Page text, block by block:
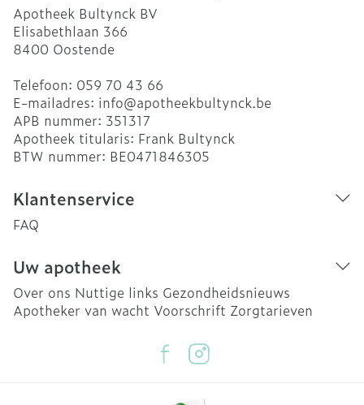
Apotheek Bultynck BV
Elisabethlaan 366
8400 Oostende
Telefoon: 059 70 43 66
E-mailadres: info@apotheekbultynck.be
APB nummer: 351317
Apotheek titularis: Frank Bultynck
BTW nummer: BE0471846305
Klantenservice
FAQ
Uw apotheek
Over ons Nuttige links Gezondheidsnieuws
Apotheker van wacht Voorschrift Zorgtarieven